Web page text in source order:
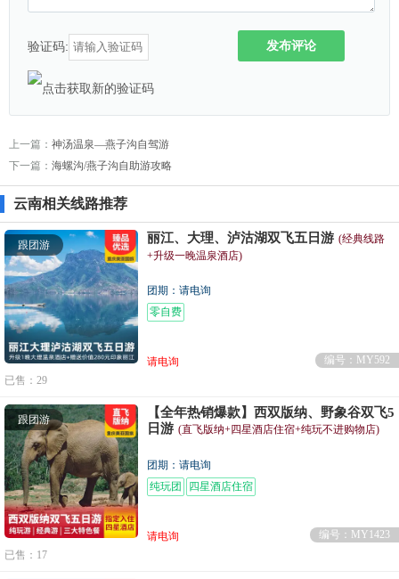
验证码: 发布评论
上一篇： 神汤温泉—燕子沟自驾游
下一篇： 海螺沟/燕子沟自助游攻略
云南相关线路推荐
跟团游 丽江、大理、泸沽湖双飞五日游 (经典线路
+升级一晚温泉酒店)
团期：请电询
零自费
请电询
编号：MY592
已售：29
跟团游
【全年热销爆款】西双版纳、野象谷双飞5
日游 (直飞版纳+四星酒店住宿+纯玩不进购物店)
团期：请电询
纯玩团
四星酒店住宿
请电询
编号：MY1423
已售：17